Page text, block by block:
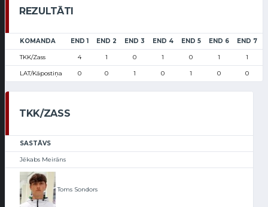
REZULTĀTI
KOMANDA END 1 END 2 END 3 END 4 END 5 END 6 END 7
TKK/Zass 4 1 0 1 0 1 1
LAT/Kāpostiņa 0 0 1 0 1 0 0
TKK/ZASS
SASTĀVS
Jēkabs Meirāns
Toms Sondors